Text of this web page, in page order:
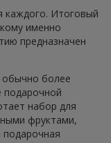
каждого. Итоговый
именно
предназначен
обычно более
подарочной
набор для
фруктами,
подарочная